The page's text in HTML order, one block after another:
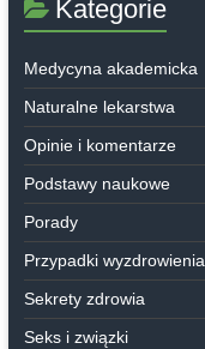
Kategorie
Medycyna akademicka
Naturalne lekarstwa
Opinie i komentarze
Podstawy naukowe
Porady
Przypadki wyzdrowienia
Sekrety zdrowia
Seks i związki